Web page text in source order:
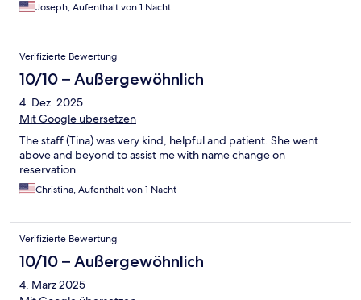
Joseph, Aufenthalt von 1 Nacht
Verifizierte Bewertung
10/10 – Außergewöhnlich
4. Dez. 2025
Mit Google übersetzen
The staff (Tina) was very kind, helpful and patient. She went
above and beyond to assist me with name change on
reservation.
Christina, Aufenthalt von 1 Nacht
Verifizierte Bewertung
10/10 – Außergewöhnlich
4. März 2025